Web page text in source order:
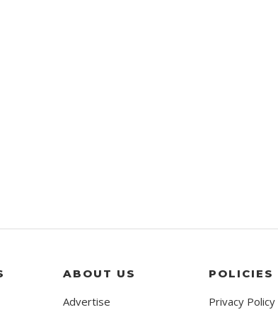
ABOUT US
Advertise
POLICIES
Privacy Policy